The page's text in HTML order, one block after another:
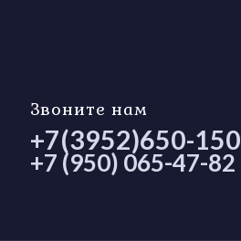
Звоните нам
+7(3952)650-150
+7 (950) 065-47-82